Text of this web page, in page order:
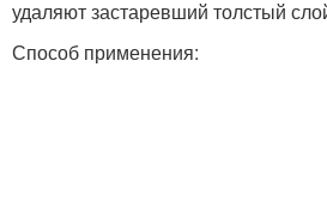
удаляют застаревший толстый
Способ применения: